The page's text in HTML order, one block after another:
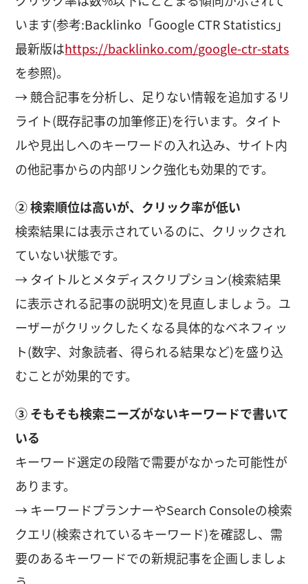
います(参考:Backlinko「Google CTR Statistics」
最新版はhttps://backlinko.com/google-ctr-stats
を参照)。
→ 競合記事を分析し、足りない情報を追加するリ
ライト(既存記事の加筆修正)を行います。タイト
ルや見出しへのキーワードの入れ込み、サイト内
の他記事からの内部リンク強化も効果的です。
② 検索順位は高いが、クリック率が低い
検索結果には表示されているのに、クリックされ
ていない状態です。
→ タイトルとメタディスクリプション(検索結果
に表示される記事の説明文)を見直しましょう。ユ
ーザーがクリックしたくなる具体的なベネフィッ
ト(数字、対象読者、得られる結果など)を盛り込
むことが効果的です。
③ そもそも検索ニーズがないキーワードで書いて
いる
キーワード選定の段階で需要がなかった可能性が
あります。
→ キーワードプランナーやSearch Consoleの検索
クエリ(検索されているキーワード)を確認し、需
要のあるキーワードでの新規記事を企画しましょ